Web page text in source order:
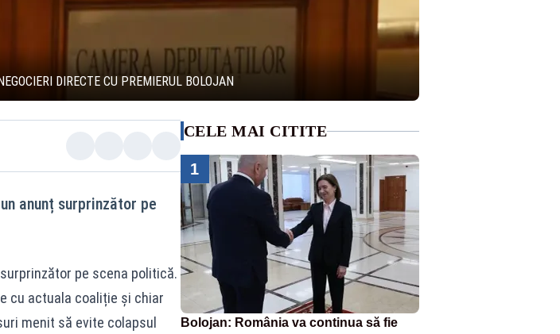
DIRECTE CU PREMIERUL BOLOJAN
anunț surprinzător pe
pe scena politică.
cu actuala coaliție și chiar
menit să evite colapsul
CELE MAI CITITE
1
Bolojan: România va continua să fie